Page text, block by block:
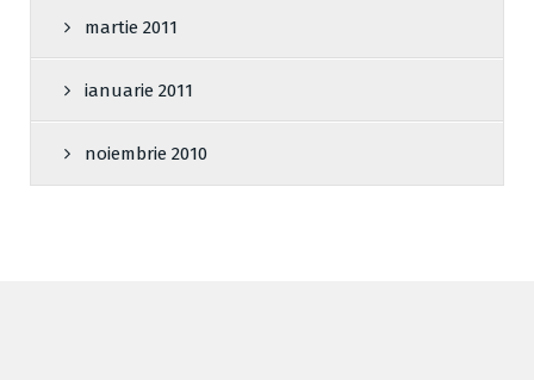
martie 2011
ianuarie 2011
noiembrie 2010